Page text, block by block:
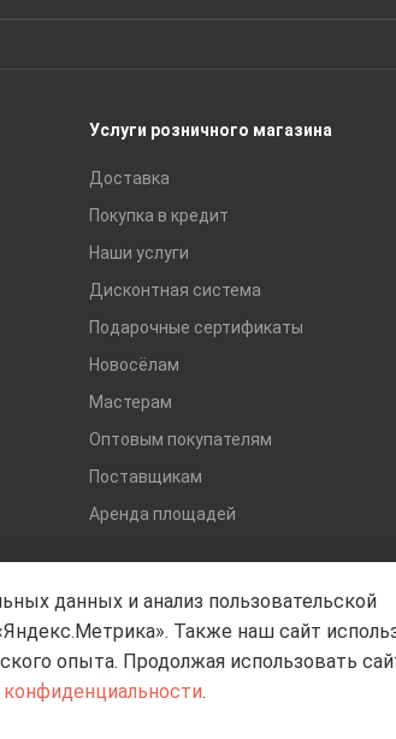
Услуги розничного магазина
Доставка
Покупка в кредит
Наши услуги
Дисконтная система
Подарочные сертификаты
Новосёлам
Мастерам
Оптовым покупателям
Поставщикам
Аренда площадей
данных и анализ пользовательской
Также наш сайт
опыта. Продолжая использовать
конфиденциальности.